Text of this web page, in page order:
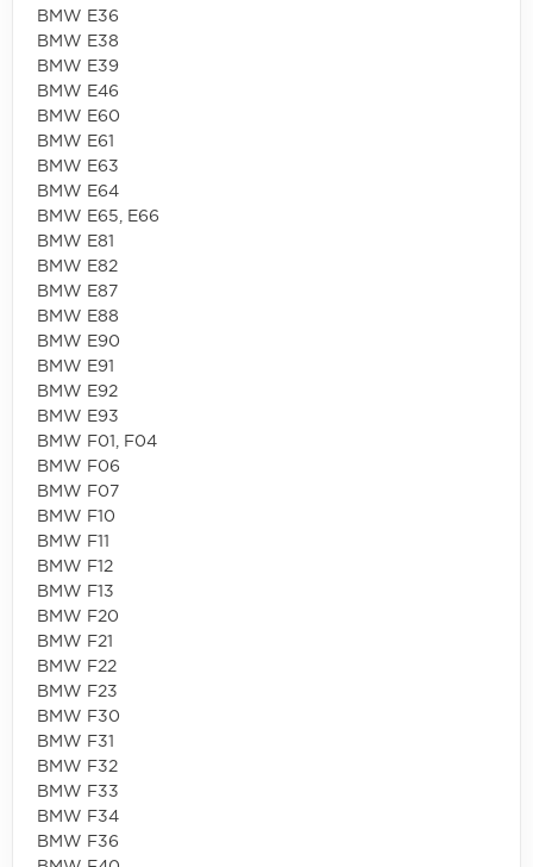
BMW E36
BMW E38
BMW E39
BMW E46
BMW E60
BMW E61
BMW E63
BMW E64
BMW E65, E66
BMW E81
BMW E82
BMW E87
BMW E88
BMW E90
BMW E91
BMW E92
BMW E93
BMW F01, F04
BMW F06
BMW F07
BMW F10
BMW F11
BMW F12
BMW F13
BMW F20
BMW F21
BMW F22
BMW F23
BMW F30
BMW F31
BMW F32
BMW F33
BMW F34
BMW F36